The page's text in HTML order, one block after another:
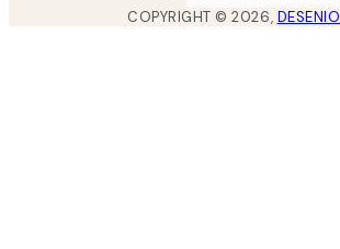
COPYRIGHT ©2026, DESENIO